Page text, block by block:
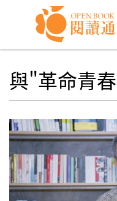
Skip to navigation
移至主內容
與"革命青